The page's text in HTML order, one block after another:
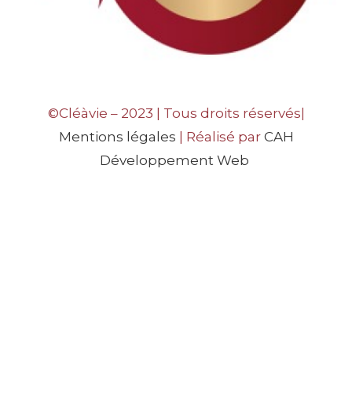
©Cléàvie – 2023 | Tous droits réservés|
Mentions légales | Réalisé par CAH
Développement Web